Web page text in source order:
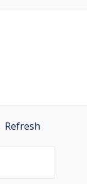
Refresh